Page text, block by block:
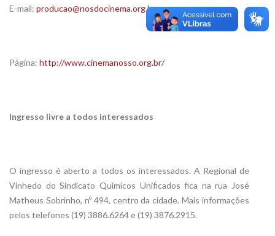
E-mail: producao@nosdocinema.org.br
Página: http://www.cinemanosso.org.br/
Ingresso livre a todos interessados
O ingresso é aberto a todos os interessados. A Regional de
Vinhedo do Sindicato Químicos Unificados fica na rua José
Matheus Sobrinho, nº 494, centro da cidade. Mais informações
pelos telefones (19) 3886.6264 e (19) 3876.2915.